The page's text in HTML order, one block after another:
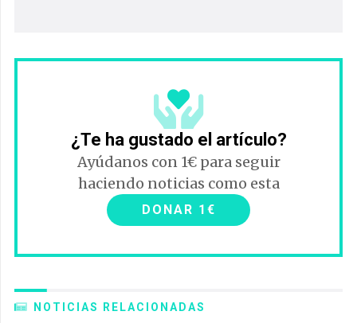
¿Te ha gustado el artículo?
Ayúdanos con 1€ para seguir
haciendo noticias como esta
DONAR 1€
NOTICIAS RELACIONADAS